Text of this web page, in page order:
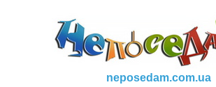
neposedam.com.ua